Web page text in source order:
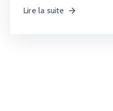
Lire la suite